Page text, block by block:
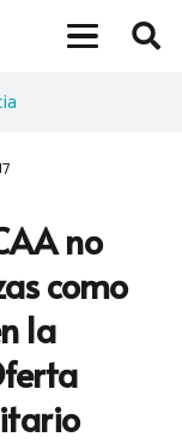
no
como
la